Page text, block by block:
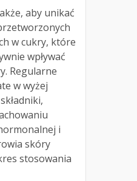
aby unikać
w cukry, które
wpływać
Regularne
w wyżej
i
skóry
stosowania